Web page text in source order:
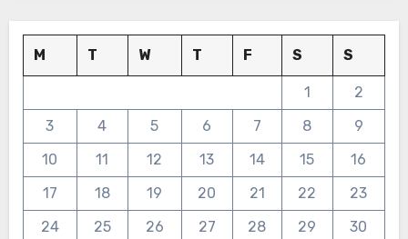
M T W T F S S
1
2
3
4 5 6 7 8
9
10
11 12 13 14 15
16
17
18 19 20 21 22
23
24
25 26 27 28 29
30